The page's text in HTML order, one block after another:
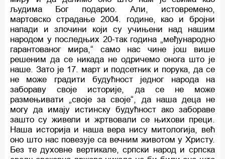
људима Бог подарио. Али, истовремено,
мартовско страдање 2004. године, као и бројни
напади и злочини који су учињени над нашим
народом у последњих 20-так година „међународно
гарантованог мира,“ само нас чине још више
решеним да се никада не одричемо онога што је
наше. Зато је 17. март и подсетник и порука, да се
не може градити будућност једног народа на
забораву своје историје, да се не може
размењивати „своје за своје“, да наша деца не
могу да имају истинску будућност ако забораве
зашто су живели и жртвовали се њихови преци.
Наша историја и наша вера нису митологија, већ
оно што нас повезује са вечним животом у Христу.
Без те духовне вертикале, српски народ и српска